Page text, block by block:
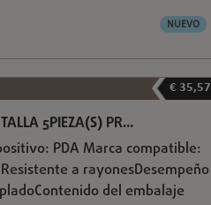
NUEVO
€ 35,57
5PIEZA(S) PR...
PDA Marca compatible:
a rayonesDesempeño
del embalaje